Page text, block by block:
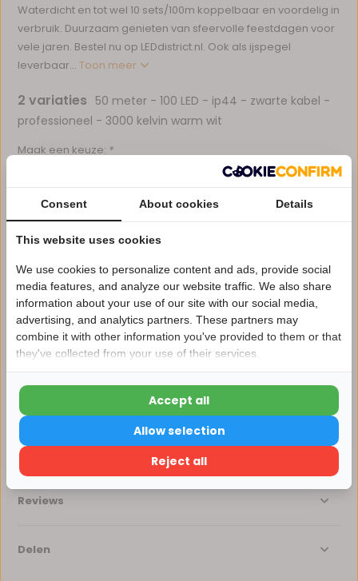
Waterdicht en tot wel 10 sets/100m koppelbaar en voordelig in
verbruik. Duurzaam genieten van sfeervolle feestdagen voor
vele jaren. Bestel nu op LEDdistrict.nl. Ook als ijspegel
leverbaar...Toon meer
2 variaties 50 meter - 100 LED - ip44 - zwarte kabel -
professioneel - 3000 kelvin warm wit
Maak een keuze: *
1 tot 10 jaar garantie op verlichting
Afhalen in ons magazijn direct mogelijk
Vergelijk
Specificaties
Reviews
Delen
Nu 15% korting
15korting
15% korting
Verder winkelen
Consent About cookies Details
This website uses cookies
We use cookies to personalize content and ads, provide social
media features, and analyze our website traffic. We also share
information about your use of our site with our social media,
advertising, and analytics partners. These partners may
combine it with other information you've provided to them or that
they've collected from your use of their services.
Reject all
Allow selection
Accept all